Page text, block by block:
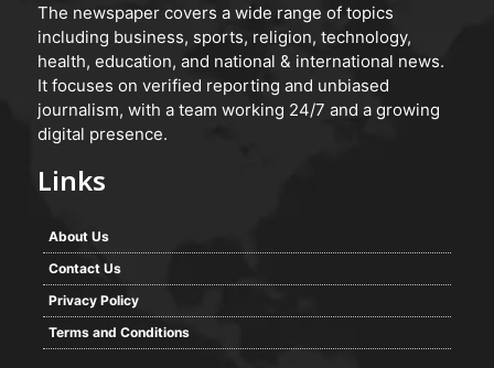
The newspaper covers a wide range of topics
including business, sports, religion, technology,
health, education, and national & international news.
It focuses on verified reporting and unbiased
journalism, with a team working 24/7 and a growing
digital presence.
Links
About Us
Contact Us
Privacy Policy
Terms and Conditions